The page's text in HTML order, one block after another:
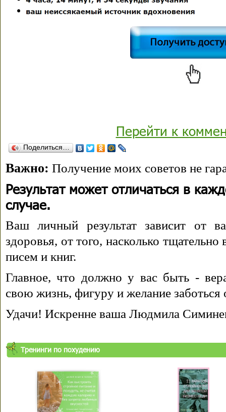
Перейти к
Поделиться…
Важно: Получение моих советов не
Результат может отличаться в
случае.
Ваш личный результат зависит от
здоровья, от того, насколько
писем и книг.
Главное, что должно у вас быть -
свою жизнь, фигуру и желание заботься
Удачи! Искренне ваша Людмила
Тренинги по похудению